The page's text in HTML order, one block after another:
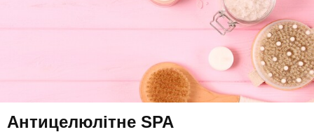
Антицелюлітне SPA